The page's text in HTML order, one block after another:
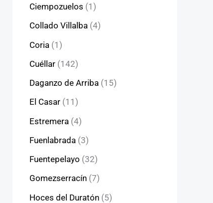
Ciempozuelos (1)
Collado Villalba (4)
Coria (1)
Cuéllar (142)
Daganzo de Arriba (15)
El Casar (11)
Estremera (4)
Fuenlabrada (3)
Fuentepelayo (32)
Gomezserracín (7)
Hoces del Duratón (5)